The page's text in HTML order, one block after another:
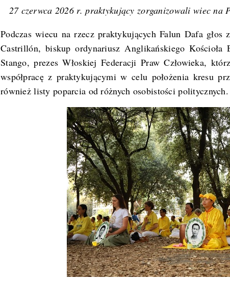
27 czerwca 2026 r. praktykujący zorganizowali wiec
Podczas wiecu na rzecz praktykujących Falun Dafa
Castrillón, biskup ordynariusz Anglikańskiego
Stango, prezes Włoskiej Federacji Praw Człowieka,
współpracę z praktykującymi w celu położenia kresu
również listy poparcia od różnych osobistości politycznych.